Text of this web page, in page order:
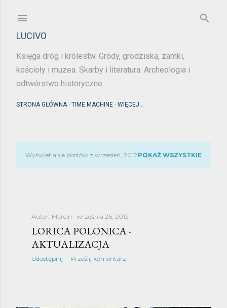
LUCIVO
Księga dróg i królestw. Grody, grodziska, zamki,
kościoły i muzea. Skarby i literatura. Archeologia i
odtwórstwo historyczne.
STRONA GŁÓWNA TIME MACHINE WIĘCEJ…
Wyświetlanie postów z wrzesień, 2012 POKAŻ WSZYSTKIE
Autor: Marcin września 26, 2012
LORICA POLONICA -
AKTUALIZACJA
Udostępnij Prześlij komentarz